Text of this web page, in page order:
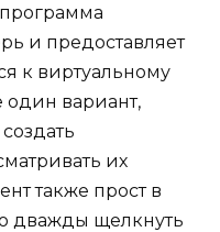
программа
и предоставляет
к виртуальному
один вариант,
их
также прост в
дважды щелкнуть